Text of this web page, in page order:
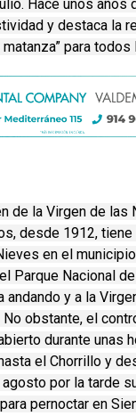
Hace unos años
y destaca la
para
de la Virgen de las
desde 1912, tiene
en el
Parque Nacional
y a la
obstante, el
durante unas
el Chorrillo y
agosto por la tarde
pernoctar en